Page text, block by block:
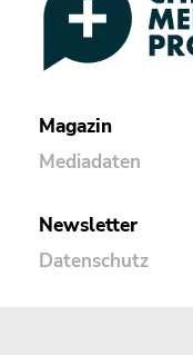
Magazin
Mediadaten
Newsletter
Datenschutz